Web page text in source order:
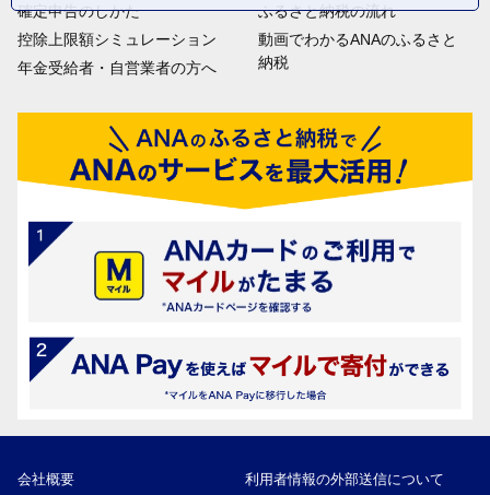
確定申告のしかた
控除上限額シミュレーション
年金受給者・自営業者の方へ
ふるさと納税の流れ
動画でわかるANAのふるさと
納税
会社概要 利用者情報の外部送信について